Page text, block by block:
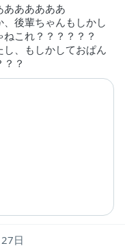
ああああああ
後輩ちゃんもしかし
ねこれ？？？？？？
、もしかしておぱん
？
日